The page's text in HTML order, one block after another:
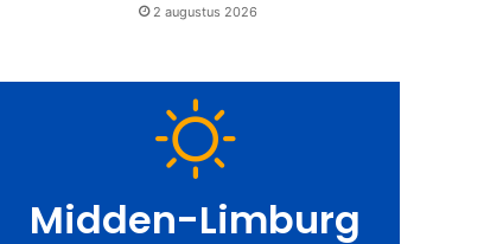
2 augustus 2026
Midden-Limburg